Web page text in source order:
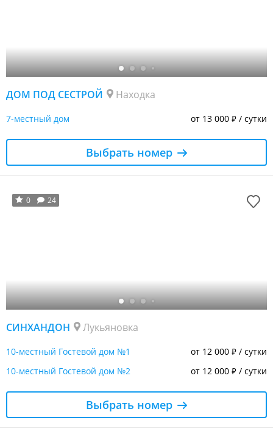
ДОМ ПОД СЕСТРОЙ Находка
7-местный дом от 13 000 ₽ / сутки
Выбрать номер
0 24
СИНХАНДОН Лукьяновка
10-местный Гостевой дом №1 от 12 000 ₽ / сутки
10-местный Гостевой дом №2
от 12 000 ₽ / сутки
Выбрать номер